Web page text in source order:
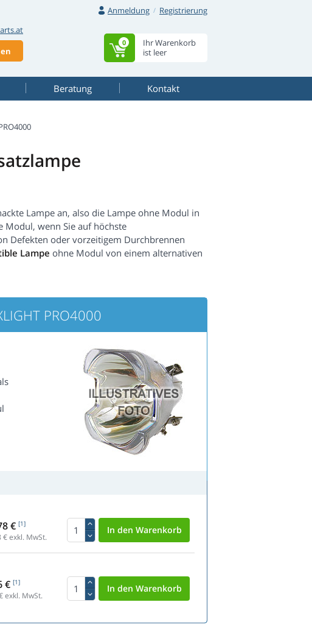
Anmeldung
Registrierung
Ihr Warenkorb
ist leer
0
Beratung Kontakt
Lampe an, also die Lampe ohne Modul in
Modul, wenn Sie auf höchste
Defekten oder vorzeitigem Durchbrennen
Lampe ohne Modul von einem alternativen
PRO4000
€ [1]
€ exkl. MwSt.
€ [1]
exkl. MwSt.